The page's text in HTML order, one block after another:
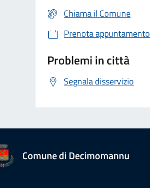
Chiama il Comune
Prenota appuntamento
Problemi in città
Segnala disservizio
Comune di Decimomannu